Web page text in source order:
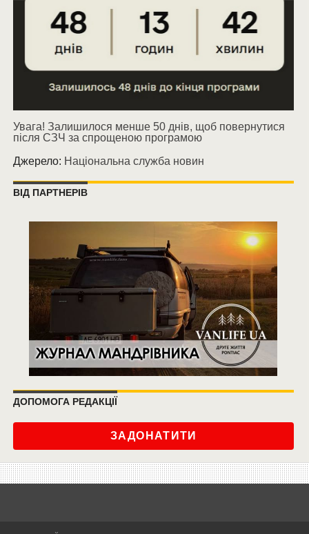
Увага! Залишилося менше 50 днів, щоб повернутися
після СЗЧ за спрощеною програмою
Джерело: Національна служба новин
ВІД ПАРТНЕРІВ
ДОПОМОГА РЕДАКЦІЇ
ЗАДОНАТИТИ